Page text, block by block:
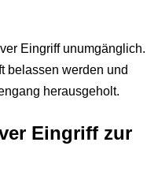
Eingriff unumgänglich.
belassen werden und
herausgeholt.
Eingriff zur